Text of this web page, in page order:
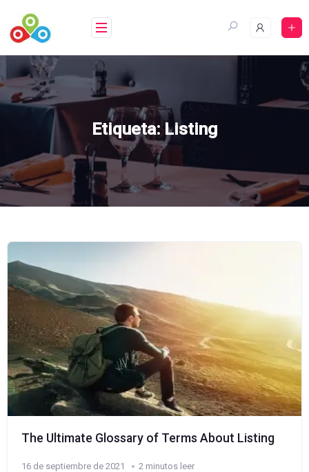
contenido
Etiqueta: Listing
The Ultimate Glossary of Terms About Listing
16 de septiembre de 2021
2 minutos leer